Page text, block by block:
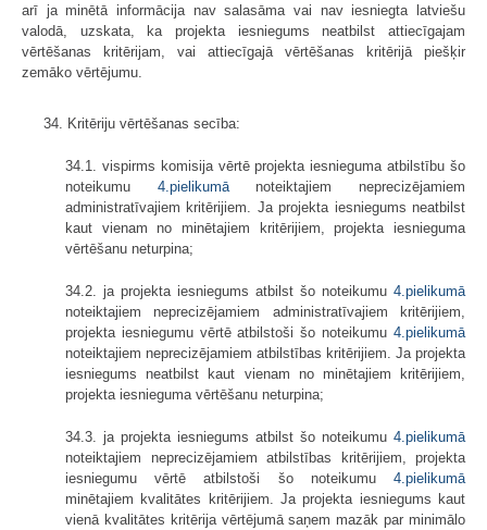
arī ja minētā informācija nav salasāma vai nav iesniegta latviešu
valodā, uzskata, ka projekta iesniegums neatbilst attiecīgajam
vērtēšanas kritērijam, vai attiecīgajā vērtēšanas kritērijā piešķir
zemāko vērtējumu.
34. Kritēriju vērtēšanas secība:
34.1. vispirms komisija vērtē projekta iesnieguma atbilstību šo
noteikumu 4.pielikumānoteiktajiem neprecizējamiem
administratīvajiem kritērijiem. Ja projekta iesniegums neatbilst
kaut vienam no minētajiem kritērijiem, projekta iesnieguma
vērtēšanu neturpina;
34.2. ja projekta iesniegums atbilst šo noteikumu 4.pielikumā
noteiktajiem neprecizējamiem administratīvajiem kritērijiem,
projekta iesniegumu vērtē atbilstoši šo noteikumu 4.pielikumā
noteiktajiem neprecizējamiem atbilstības kritērijiem. Ja projekta
iesniegums neatbilst kaut vienam no minētajiem kritērijiem,
projekta iesnieguma vērtēšanu neturpina;
34.3. ja projekta iesniegums atbilst šo noteikumu 4.pielikumā
noteiktajiem neprecizējamiem atbilstības kritērijiem, projekta
iesniegumu vērtē atbilstoši šo noteikumu 4.pielikumā
minētajiem kvalitātes kritērijiem. Ja projekta iesniegums kaut
vienā kvalitātes kritērija vērtējumā saņem mazāk par minimālo